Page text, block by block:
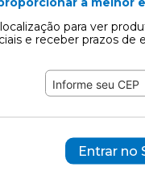
para ver
e receber prazos de
Entrar no
Bolsa de Ar)